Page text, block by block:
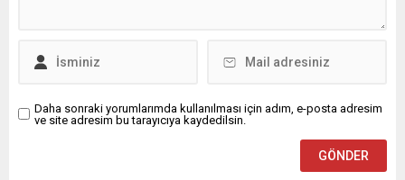
Daha sonraki yorumlarımda kullanılması için adım, e-posta adresim
ve site adresim bu tarayıcıya kaydedilsin.